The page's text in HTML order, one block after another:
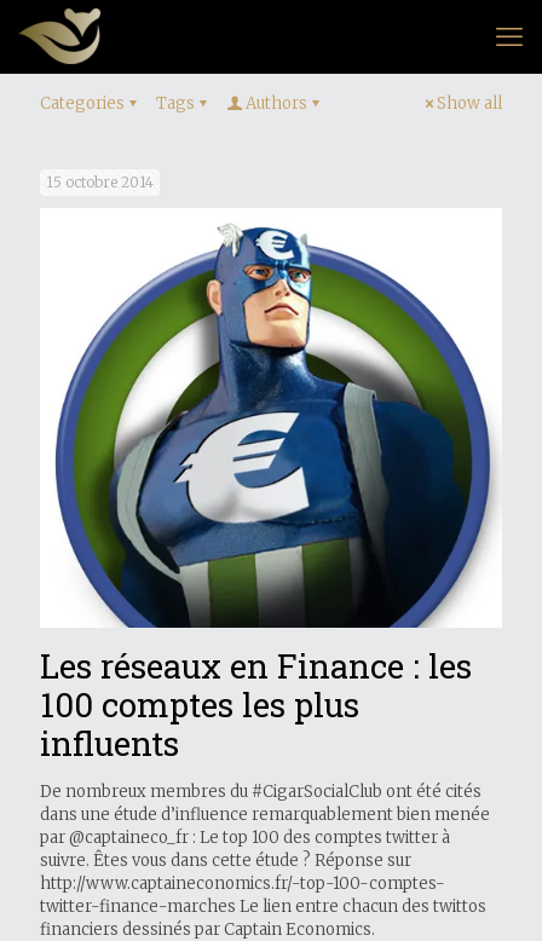
Categories Tags Authors Show all
15 octobre 2014
Les réseaux en Finance : les
100 comptes les plus
influents
De nombreux membres du #CigarSocialClub ont été cités
dans une étude d’influence remarquablement bien menée
par @captaineco_fr : Le top 100 des comptes twitter à
suivre. Êtes vous dans cette étude ? Réponse sur
http://www.captaineconomics.fr/-top-100-comptes-
twitter-finance-marches Le lien entre chacun des twittos
financiers dessinés par Captain Economics.